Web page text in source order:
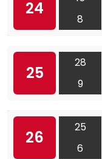
24
8
25
28
9
26
25
6